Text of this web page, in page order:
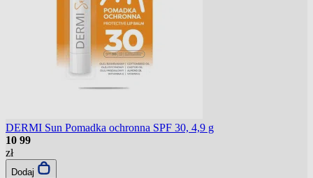
DERMI Sun Pomadka ochronna SPF 30, 4,9 g
10 99
zł
Dodaj